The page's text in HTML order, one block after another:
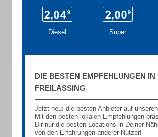
Diesel Super
DIE BESTEN EMPFEHLUNGEN IN
FREILASSING
Jetzt neu: die besten Anbieter auf
Mit den besten lokalen Empfehlungen
Dir nur die besten Locations in Deiner
von den Erfahrungen anderer Nutzer!